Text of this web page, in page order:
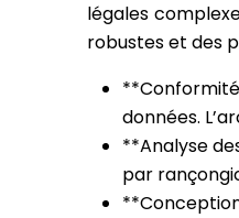
légales
robustes et des
données.
**Analyse
par